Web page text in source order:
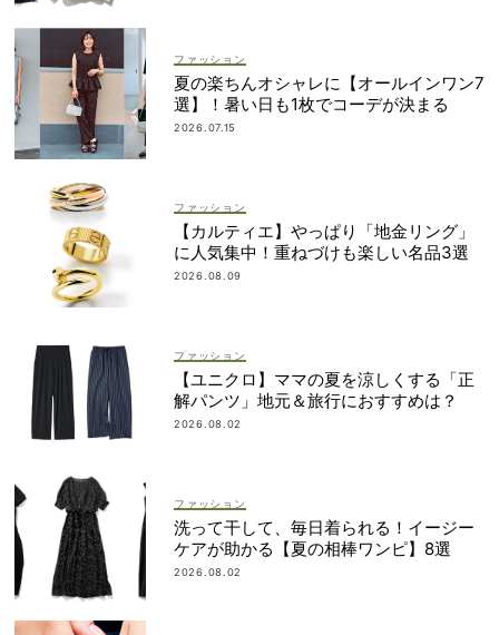
ファッション
夏の楽ちんオシャレに【オールインワン7
選】！暑い日も1枚でコーデが決まる
2026.07.15
ファッション
【カルティエ】やっぱり「地金リング」
に人気集中！重ねづけも楽しい名品3選
2026.08.09
ファッション
【ユニクロ】ママの夏を涼しくする「正
解パンツ」地元＆旅行におすすめは？
2026.08.02
ファッション
洗って干して、毎日着られる！イージー
ケアが助かる【夏の相棒ワンピ】8選
2026.08.02